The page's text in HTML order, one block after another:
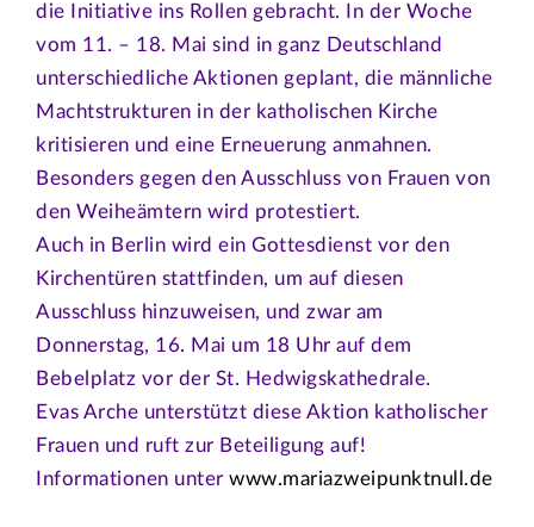
die Initiative ins Rollen gebracht. In der Woche
vom 11. – 18. Mai sind in ganz Deutschland
unterschiedliche Aktionen geplant, die männliche
Machtstrukturen in der katholischen Kirche
kritisieren und eine Erneuerung anmahnen.
Besonders gegen den Ausschluss von Frauen von
den Weiheämtern wird protestiert.
Auch in Berlin wird ein Gottesdienst vor den
Kirchentüren stattfinden, um auf diesen
Ausschluss hinzuweisen, und zwar am
Donnerstag, 16. Mai um 18 Uhr auf dem
Bebelplatz vor der St. Hedwigskathedrale.
Evas Arche unterstützt diese Aktion katholischer
Frauen und ruft zur Beteiligung auf!
Informationen unterwww.mariazweipunktnull.de